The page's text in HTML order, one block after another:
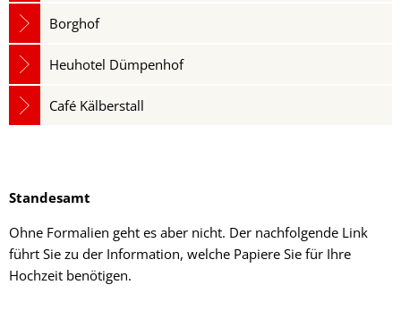
Borghof
Heuhotel Dümpenhof
Café Kälberstall
Standesamt
Ohne Formalien geht es aber nicht. Der nachfolgende Link
führt Sie zu der Information, welche Papiere Sie für Ihre
Hochzeit benötigen.